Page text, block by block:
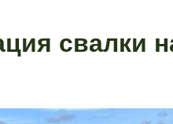
свалки